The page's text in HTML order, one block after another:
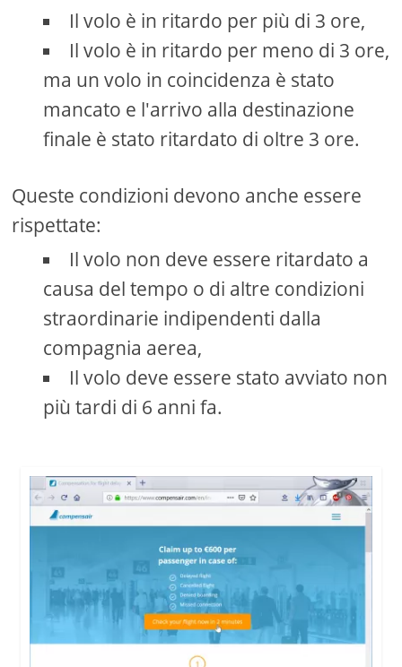
Il volo è in ritardo per più di 3 ore,
Il volo è in ritardo per meno di 3 ore,
ma un volo in coincidenza è stato
mancato e l'arrivo alla destinazione
finale è stato ritardato di oltre 3 ore.
Queste condizioni devono anche essere
rispettate:
Il volo non deve essere ritardato a
causa del tempo o di altre condizioni
straordinarie indipendenti dalla
compagnia aerea,
Il volo deve essere stato avviato non
più tardi di 6 anni fa.